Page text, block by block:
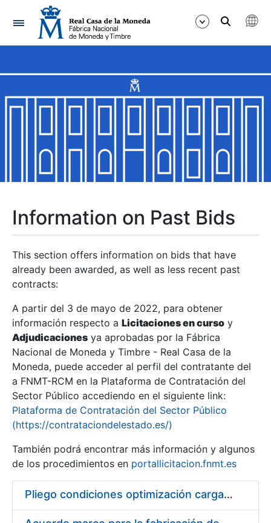
Navigation
Show/Hide
Show/Hide
Show/Hide
Show/Hide
Show/Hide
Show/Hide
Information on Past Bids
This section offers information on bids that have
already been awarded, as well as less recent past
contracts:
A partir del 3 de mayo de 2022, para obtener
información respecto a Licitaciones en curso y
Adjudicaciones ya aprobadas por la Fábrica
Nacional de Moneda y Timbre - Real Casa de la
Moneda, puede acceder al perfil del contratante del
a FNMT-RCM en la Plataforma de Contratación del
Sector Público accediendo en el siguiente link:
Plataforma de Contratación del Sector Público
(https://contrataciondelestado.es/)
También podrá encontrar más información y algunos
de los procedimientos en portallicitacion.fnmt.es
Pliego condiciones optimización cargas compras firmado